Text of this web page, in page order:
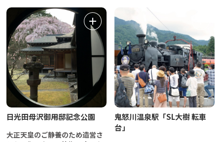
日光田母沢御用邸記念公園
大正天皇のご静養のため造営さ
鬼怒川温泉駅「SL大樹 転車
台」